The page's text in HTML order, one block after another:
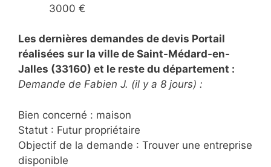
3000 €
Les dernières demandes de devis Portail
réalisées sur la ville de Saint-Médard-en-
Jalles (33160) et le reste du département :
Demande de Fabien J. (il y a 8 jours) :
Bien concerné : maison
Statut : Futur propriétaire
Objectif de la demande : Trouver une entreprise
disponible